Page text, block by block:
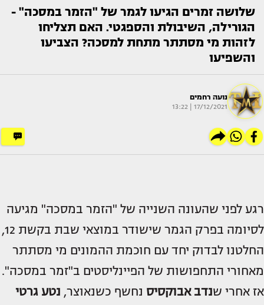
שלושה זמרים הגיעו לגמר של "הזמר במסכה" -
הגורילה, השיבולת והספגטי. האם תצליחו
לזהות מי מסתתר מתחת למסכה? הצביעו
והשפיעו
נועה רחמים
17/12/2021 | 13:22
רגע לפני שהעונה השנייה של "הזמר במסכה" מגיעה
לסיומה בפרק הגמר שישודר במוצאי שבת בקשת 12,
החלטנו לבדוק יחד עם חוכמת ההמונים מי מסתתר
מאחורי התחפושות של הפיינליסטים ב"זמר במסכה".
אז אחרי שנדב אבוקסיס נחשף כשנאוצר, נטע גרטי